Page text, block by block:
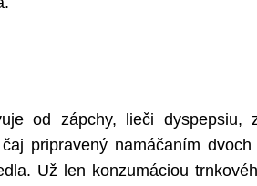
od zápchy, lieči dyspepsiu,
pripravený namáčaním dvoch
Už len konzumáciou